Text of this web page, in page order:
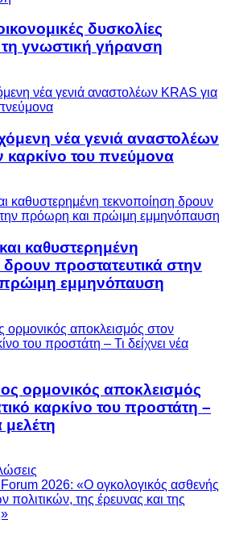
δυσκολίες
τη γνωστική γήρανση
νέα γενιά αναστολέων
καρκίνο του πνεύμονα
καθυστερημένη
προστατευτικά στην
εμμηνόπαυση
ορμονικός αποκλεισμός
καρκίνο του προστάτη –
μελέτη